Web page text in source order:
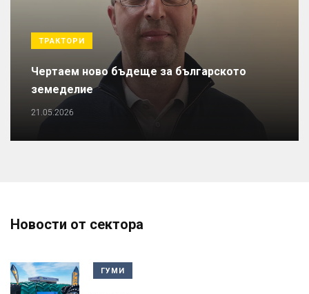
ТРАКТОРИ
Чертаем ново бъдеще за българското
земеделие
21.05.2026
Новости от сектора
ГУМИ